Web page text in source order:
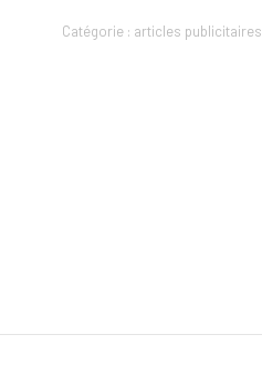
Catégorie : articles publicitaires